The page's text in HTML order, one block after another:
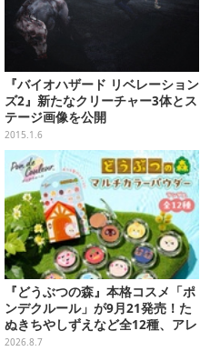
『バイオハザード リベレーション
ズ2』新たなクリーチャー3体とス
テージ画像を公開
2015.1.6
『どうぶつの森』本格コスメ「ポ
ンデクルール」が9月21発売！た
ぬきちやしずえなど全12種、アレ
ンジできるリアクションシールも
2026.8.7